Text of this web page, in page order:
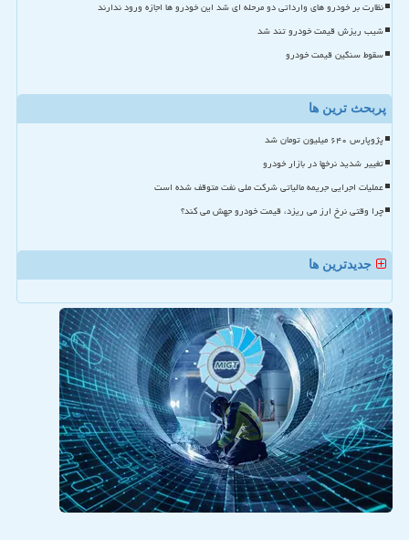
نظارت بر خودرو های وارداتی دو مرحله ای شد این خودرو ها اجازه ورود ندارند
شیب ریزش قیمت خودرو تند شد
سقوط سنگین قیمت خودرو
پربحث ترین ها
پژوپارس ۶۴۰ میلیون تومان شد
تغییر شدید نرخها در بازار خودرو
عملیات اجرایی جریمه مالیاتی شرکت ملی نفت متوقف شده است
چرا وقتی نرخ ارز می ریزد، قیمت خودرو جهش می کند؟
جدیدترین ها